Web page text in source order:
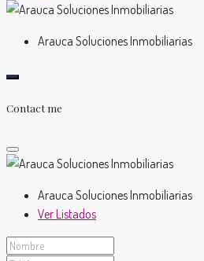
Arauca Soluciones Inmobiliarias
Contact me
Arauca Soluciones Inmobiliarias
Ver Listados